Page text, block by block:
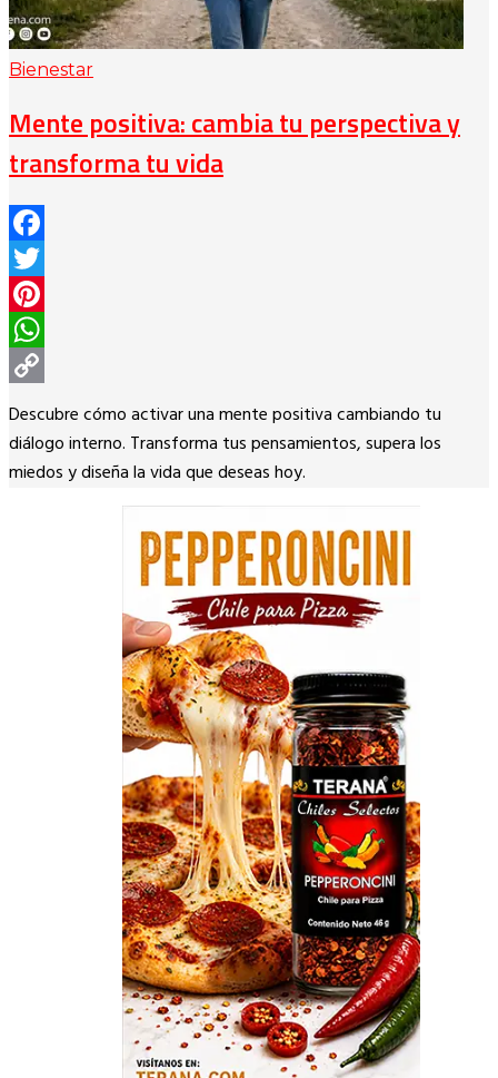
Bienestar
Mente positiva: cambia tu perspectiva y
transforma tu vida
Facebook
Twitter
Pinterest
WhatsApp
Copy
Link
Descubre cómo activar una mente positiva cambiando tu
diálogo interno. Transforma tus pensamientos, supera los
miedos y diseña la vida que deseas hoy.